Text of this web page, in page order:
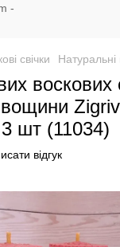
свічки Натуральні
воскових
вощини
шт (11034)
відгук